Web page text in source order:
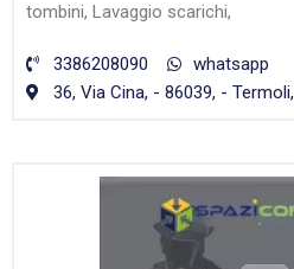
tombini, Lavaggio scarichi,
3386208090
whatsapp
36, Via Cina, - 86039, - Termoli,